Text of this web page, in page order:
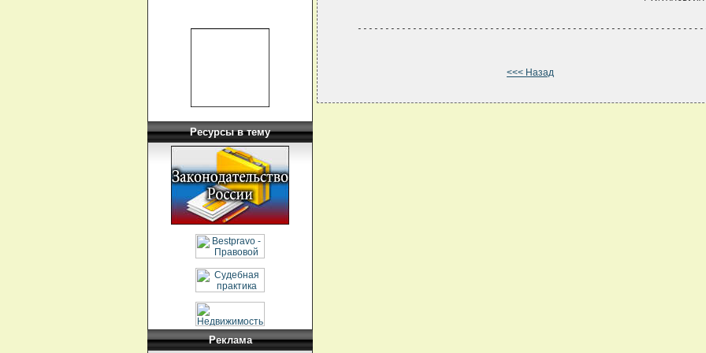
Ресурсы в тему
Реклама
<<< Назад